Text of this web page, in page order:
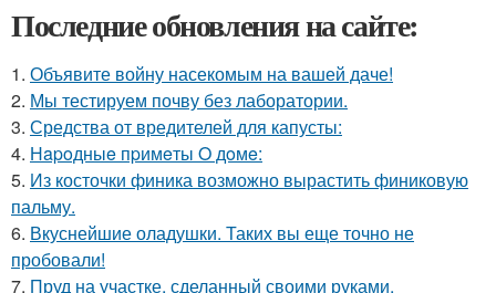
Последние обновления на сайте:
1. Объявите войну насекомым на вашей даче!
2. Мы тестируем почву без лаборатории.
3. Средства от вредителей для капусты:
4. Нapoдныe пpимeты O дoмe:
5. Из косточки финика возможно вырастить финиковую
пальму.
6. Вкуснейшие оладушки. Таких вы еще точно не
пробовали!
7. Пруд на участке, сделанный своими руками.